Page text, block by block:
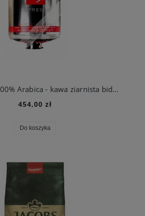
illy Espresso 100% Arabica - kawa ziarnista bidon/puszka 3kg
454,00 zł
Do koszyka